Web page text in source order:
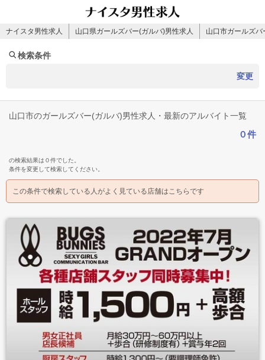
ナイスタ男性求人 山口県ガールズバー(ガルバ)男性求人 山口市ガールズ
検索条件
変更
山口市のガールズバー(ガルバ)男性求人・最新のアルバイト一覧
０件
の検索結果は０件でした。
条件を変更して検索してください。
この条件で検索している人がよく見ている店舗はこちらです